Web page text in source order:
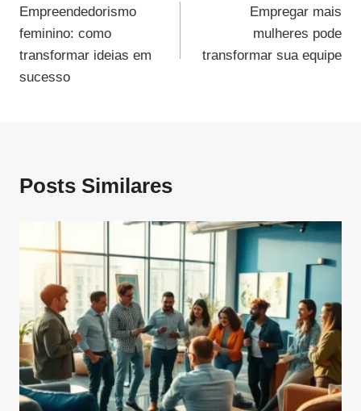
De
Post
Empreendedorismo
feminino: como
transformar ideias em
sucesso
Empregar mais
mulheres pode
transformar sua equipe
Posts Similares